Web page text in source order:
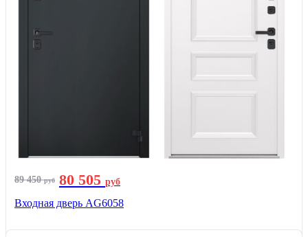
89 450руб 80 505 руб
Входная дверь AG6058